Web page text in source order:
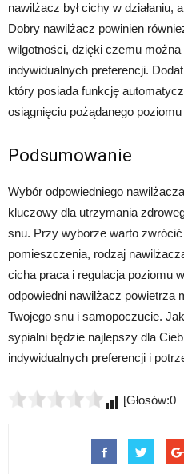
nawilżacz był cichy w działaniu,
Dobry nawilżacz powinien
wilgotności, dzięki czemu
indywidualnych preferencji.
który posiada funkcję
osiągnięciu pożądanego
Podsumowanie
Wybór odpowiedniego
kluczowy dla utrzymania
snu. Przy wyborze warto
pomieszczenia, rodzaj
cicha praca i regulacja poziomu
odpowiedni nawilżacz powietrza
Twojego snu i samopoczucie.
sypialni będzie najlepszy dla
indywidualnych preferencji i